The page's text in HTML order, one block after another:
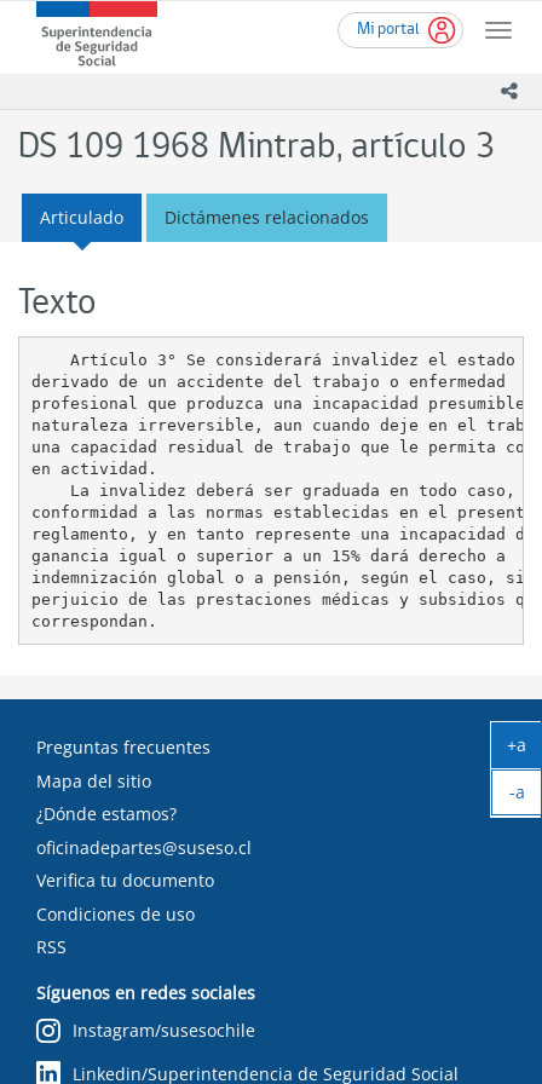
contenido
Mi portal
Toggle
Superintendencia
de
(SUSESO)
-
de
Chile
DS 109 1968 Mintrab, artículo 3
Articulado Dictámenes relacionados
Texto
    Artículo 3° Se considerará invalidez el estado
derivado de un accidente del trabajo o enfermedad
profesional que produzca una incapacidad
naturaleza irreversible, aun cuando deje en el
una capacidad residual de trabajo que le permita
en actividad.
La invalidez deberá ser graduada en todo caso,
conformidad a las normas establecidas en el presente
reglamento, y en tanto represente una incapacidad de
ganancia igual o superior a un 15% dará derecho a
indemnización global o a pensión, según el caso, sin
perjuicio de las prestaciones médicas y subsidios
Preguntas frecuentes
Mapa del sitio
¿Dónde estamos?
oficinadepartes@suseso.cl
Verifica tu documento
Condiciones de uso
RSS
Síguenos en redes sociales
Instagram/susesochile
Linkedin/Superintendencia de Seguridad Social
+a
-a